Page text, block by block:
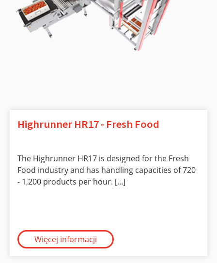
Highrunner HR17 - Fresh Food
The Highrunner HR17 is designed for the Fresh
Food industry and has handling capacities of 720
- 1,200 products per hour. [...]
Więcej informacji